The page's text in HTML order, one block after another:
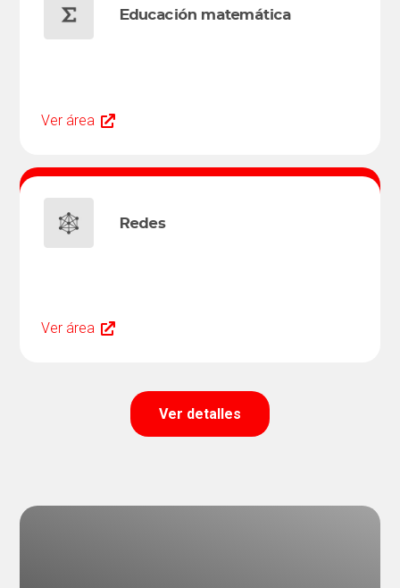
Educación matemática
Ver área
Redes
Ver área
Ver detalles